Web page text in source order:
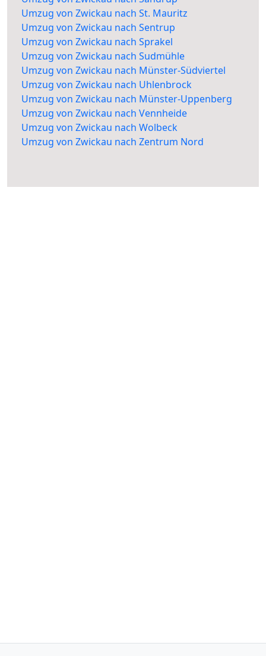
Umzug von Zwickau nach St. Mauritz
Umzug von Zwickau nach Sentrup
Umzug von Zwickau nach Sprakel
Umzug von Zwickau nach Sudmühle
Umzug von Zwickau nach Münster-Südviertel
Umzug von Zwickau nach Uhlenbrock
Umzug von Zwickau nach Münster-Uppenberg
Umzug von Zwickau nach Vennheide
Umzug von Zwickau nach Wolbeck
Umzug von Zwickau nach Zentrum Nord